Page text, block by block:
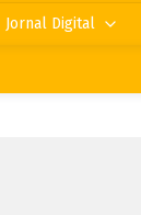
Jornal Digital